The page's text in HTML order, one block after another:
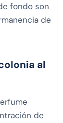
fondo son
de
al
de